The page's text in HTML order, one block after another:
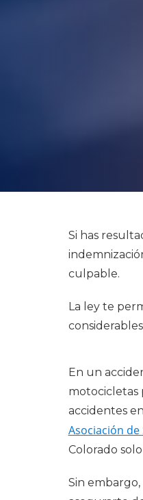
Si has
culpable.
La ley te
En un
motocicletas
accidentes
Asociación
Colorado solo
Sin